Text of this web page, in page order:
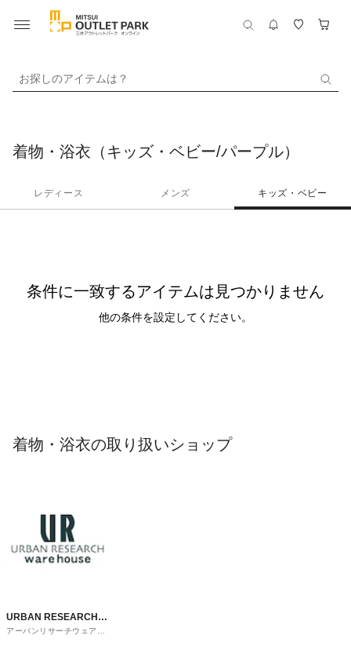
お探しのアイテムは？
着物・浴衣（キッズ・ベビー/パープル）
レディース メンズ キッズ・ベビー
条件に一致するアイテムは見つかりません
他の条件を設定してください。
着物・浴衣の取り扱いショップ
URBAN RESEARCH
ware house
アーバンリサーチウェアハ